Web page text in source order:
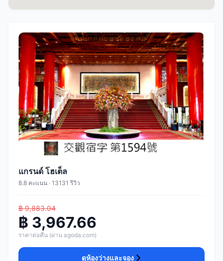
แกรนด์ โฮเต็ล
8.8 คะแนน · 13131 รีวิว
฿ 9,883.04
฿ 3,967.66
ราคาต่อคืน (ผ่าน agoda.com)
ดูห้องว่างและจอง